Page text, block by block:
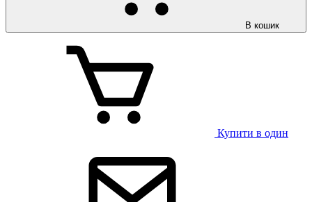
В кошик
Купити в один